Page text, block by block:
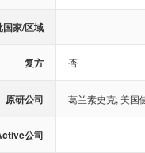
国家/区域
复方 否
原研公司 葛兰素史克;美国
公司